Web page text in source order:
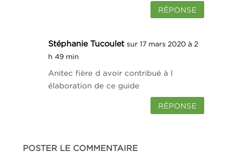
RÉPONSE
Stéphanie Tucoulet sur 17 mars 2020 à 2
h 49 min
Anitec fière d avoir contribué à l
élaboration de ce guide
RÉPONSE
POSTER LE COMMENTAIRE